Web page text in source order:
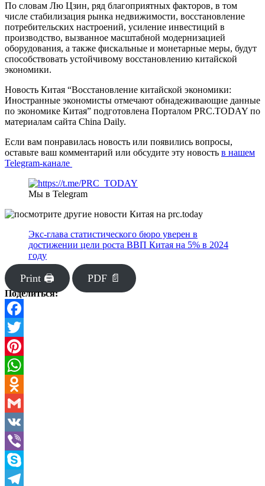
По словам Лю Цзин, ряд благоприятных факторов, в том
числе стабилизация рынка недвижимости, восстановление
потребительских настроений, усиление инвестиций в
производство, вызванное масштабной модернизацией
оборудования, а также фискальные и монетарные меры, будут
способствовать устойчивому восстановлению китайской
экономики.
Новость Китая “Восстановление китайской экономики:
Иностранные экономисты отмечают обнадеживающие данные
по экономике Китая” подготовлена Порталом PRC.TODAY по
материалам сайта China Daily.
Если вам понравилась новость или появились вопросы,
оставьте ваш комментарий или обсудите эту новость в нашем
Telegram-канале
Мы в Telegram
Экс-глава статистического бюро уверен в
достижении цели роста ВВП Китая на 5% в 2024
году
Print 🖨 PDF 📄
Поделиться:
Facebook
Twitter
Pinterest
WhatsApp
Odnoklassniki
Gmail
VK
Viber
Skype